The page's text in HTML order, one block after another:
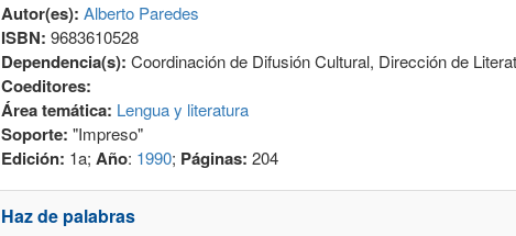
Autor(es): Alberto Paredes
ISBN: 9683610528
Dependencia(s): Coordinación de Difusión Cultural, Dirección de
Coeditores:
Área temática: Lengua y literatura
Soporte: "Impreso"
Edición: 1a; Año: 1990; Páginas: 204
Haz de palabras